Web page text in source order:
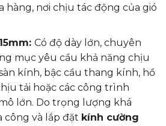
hàng, nơi chịu tác động của gió
Có độ dày lớn, chuyên
mục yêu cầu khả năng chịu
kính, bậc cầu thang kính, hồ
tải hoặc các công trình
lớn. Do trọng lượng khá
công và lắp đặt kính cường